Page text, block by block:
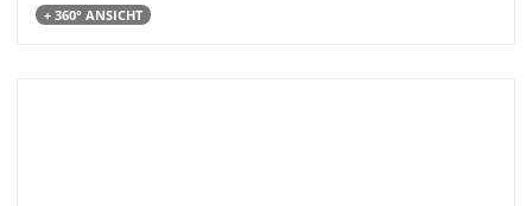
+ 360° ANSICHT